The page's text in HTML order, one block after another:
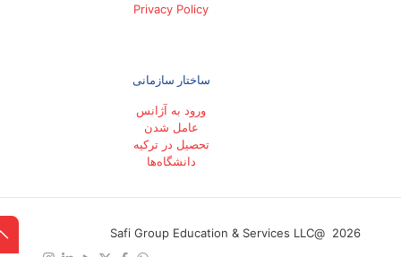
Privacy Policy
ساختار سازمانی
ورود به آژانس
عامل شدن
تحصیل در ترکیه
دانشگاه‌ها
2026 @Safi Group Education & Services LLC